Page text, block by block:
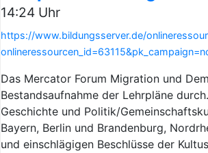
14:24 Uhr
https://www.bildungsserver.de/
Das Mercator Forum Migration und
Bestandsaufnahme der Lehrpläne
Geschichte und Politik/
Bayern, Berlin und Brandenburg,
und einschlägigen Beschlüsse der